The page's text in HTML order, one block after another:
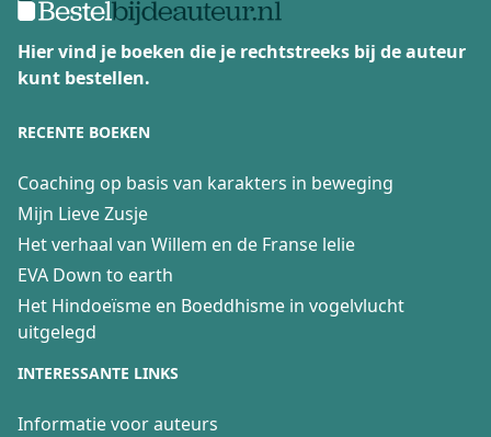
Hier vind je boeken die je rechtstreeks bij de auteur
kunt bestellen.
RECENTE BOEKEN
Coaching op basis van karakters in beweging
Mijn Lieve Zusje
Het verhaal van Willem en de Franse lelie
EVA Down to earth
Het Hindoeïsme en Boeddhisme in vogelvlucht
uitgelegd
INTERESSANTE LINKS
Informatie voor auteurs